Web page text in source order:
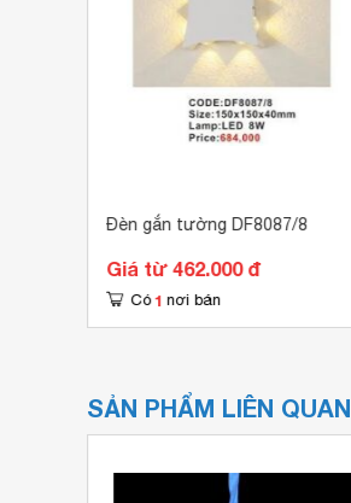
Đèn gắn tường DF8087/8
Giá từ 462.000 đ
Có 1 nơi bán
SẢN PHẨM LIÊN QUAN